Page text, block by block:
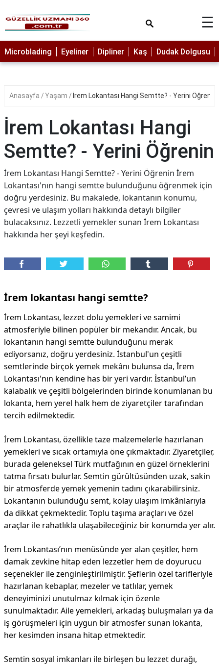
MAKYAJ
MİCROBLADİNG
LAZER
PROTEZ
PEELİNG
ERKEK
BAKIMI
CİLT
BAKIMI
DİPLİNER
☰
Microblading Eyeliner Dipliner Kaş Dudak Dolgusu
Anasayfa Yaşam İrem Lokantası Hangi Semtte? - Yerini Öğrenin
İrem Lokantası Hangi
Semtte? - Yerini Öğrenin
İrem Lokantası Hangi Semtte? - Yerini Öğrenin İrem
Lokantası'nın hangi semtte bulunduğunu öğrenmek için
doğru yerdesiniz. Bu makalede, lokantanın konumu,
çevresi ve ulaşım yolları hakkında detaylı bilgiler
bulacaksınız. Lezzetli yemekler sunan İrem Lokantası
hakkında her şeyi keşfedin.
İrem lokantası hangi semtte?
İrem Lokantası, lezzet dolu yemekleri ve samimi
atmosferiyle bilinen popüler bir mekandır. Ancak, bu
lokantanın hangi semtte bulunduğunu merak
ediyorsanız, doğru yerdesiniz. İstanbul'un çeşitli
semtlerinde birçok yemek mekânı bulunsa da, İrem
Lokantası'nın kendine has bir yeri vardır. İstanbul’un
kalabalık ve çeşitli bölgelerinden birinde konumlanan bu
lokanta, hem yerel halk hem de ziyaretçiler tarafından
tercih edilmektedir.
İrem Lokantası, özellikle taze malzemelerle hazırlanan
yemekleri ve sıcak ortamıyla öne çıkmaktadır. Ziyaretçiler,
burada geleneksel Türk mutfağının en güzel örneklerini
tatma fırsatı bulurlar. Semtin gürültüsünden uzak, sakin
bir atmosferde yemek yemenin tadını çıkarabilirsiniz.
Lokantanın bulunduğu semt, kolay ulaşım imkânlarıyla
da dikkat çekmektedir. Toplu taşıma araçları ve özel
araçlar ile rahatlıkla ulaşabileceğiniz bir konumda yer alır.
İrem Lokantası’nın menüsünde yer alan çeşitler, hem
damak zevkine hitap eden lezzetler hem de doyurucu
seçenekler ile zenginleştirilmiştir. Şeflerin özel tarifleriyle
hazırlanan kebaplar, mezeler ve tatlılar, yemek
deneyiminizi unutulmaz kılmak için özenle
sunulmaktadır. Aile yemekleri, arkadaş buluşmaları ya da
iş görüşmeleri için uygun bir atmosfer sunan lokanta,
her kesimden insana hitap etmektedir.
Semtin sosyal imkanları ile birleşen bu lezzet durağı,